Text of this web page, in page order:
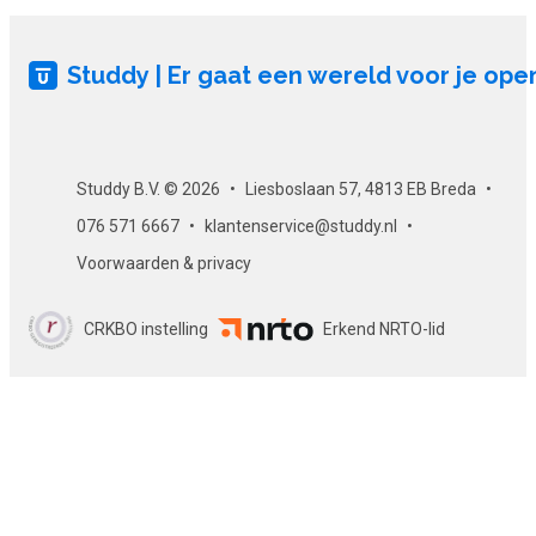
Studdy | Er gaat een wereld voor je
Studdy B.V. © 2026
Liesboslaan 57, 4813 EB Breda
076 571 6667
klantenservice@studdy.nl
Voorwaarden & privacy
CRKBO instelling Erkend NRTO-lid